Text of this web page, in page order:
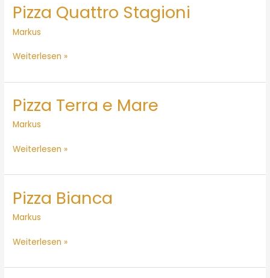
Pizza Quattro Stagioni
Markus
Pizza
Quattro
Stagioni
Weiterlesen »
Pizza Terra e Mare
Markus
Pizza
Terra
e
Weiterlesen »
Pizza Bianca
Markus
Pizza
Bianca
Weiterlesen »